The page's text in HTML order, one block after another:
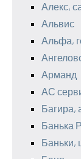
Алекс,
Альвис
Альфа,
Арманд
АС
Багира,
Банька
Баньки,